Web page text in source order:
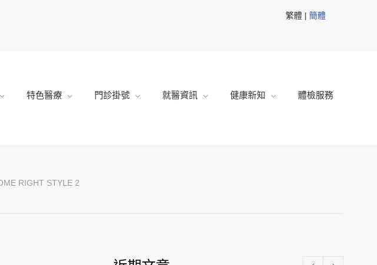
繁體 | 簡體
特色醫療 門診掛號 就醫資訊 健康新知 體檢服務
RIGHT STYLE 2